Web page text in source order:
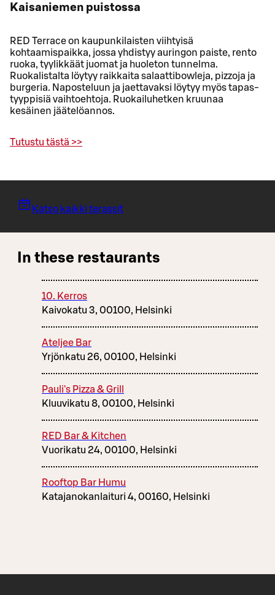
Kaisaniemen puistossa
RED Terrace on kaupunkilaisten viihtyisä
kohtaamispaikka, jossa yhdistyy auringon paiste, rento
ruoka, tyylikkäät juomat ja huoleton tunnelma.
Ruokalistalta löytyy raikkaita salaattibowleja, pizzoja ja
burgeria. Naposteluun ja jaettavaksi löytyy myös tapas-
tyyppisiä vaihtoehtoja. Ruokailuhetken kruunaa
kesäinen jäätelöannos.
Tutustu tästä >>
Katso kaikki terassit
In these restaurants
10. Kerros
Kaivokatu 3, 00100, Helsinki
Ateljee Bar
Yrjönkatu 26, 00100, Helsinki
Pauli's Pizza & Grill
Kluuvikatu 8, 00100, Helsinki
RED Bar & Kitchen
Vuorikatu 24, 00100, Helsinki
Rooftop Bar Humu
Katajanokanlaituri 4, 00160, Helsinki